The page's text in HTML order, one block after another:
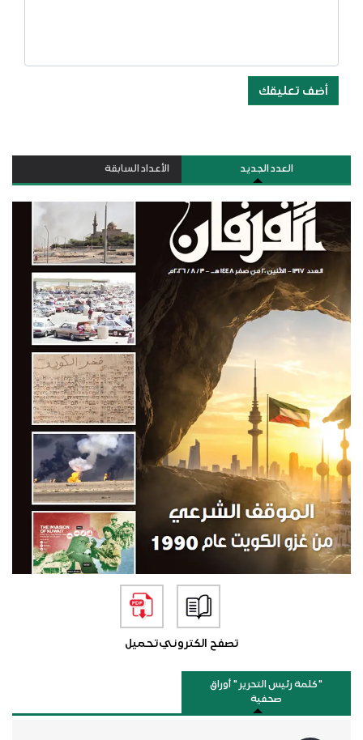
أضف تعليقك
العدد الجديد الأعداد السابقة
تصفح الكترونيتحميل
"كلمة رئيس التحرير " أوراق
صحفية